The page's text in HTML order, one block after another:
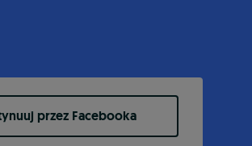
przez Facebooka